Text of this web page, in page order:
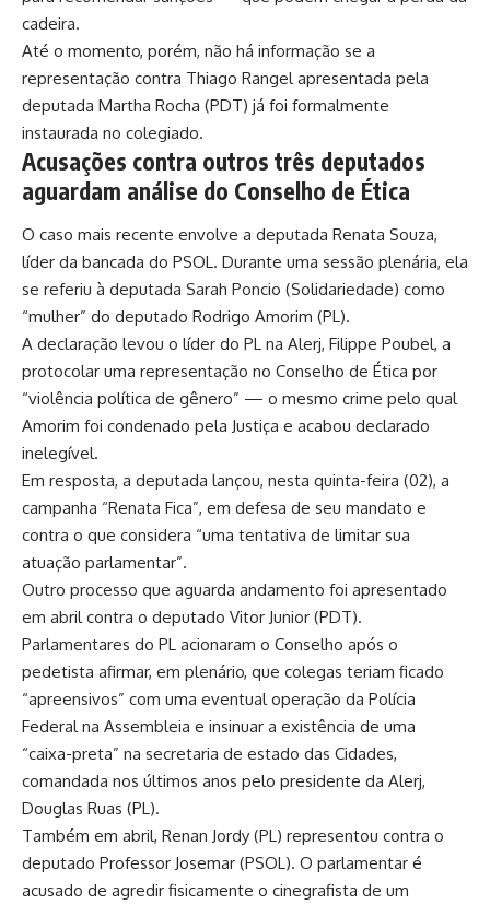
cadeira.
Até o momento, porém, não há informação se a
representação contra Thiago Rangel apresentada pela
deputada Martha Rocha (PDT) já foi formalmente
instaurada no colegiado.
Acusações contra outros três deputados
aguardam análise do Conselho de Ética
O caso mais recente envolve a deputada Renata Souza,
líder da bancada do PSOL. Durante uma sessão plenária, ela
se referiu à deputada Sarah Poncio (Solidariedade) como
“mulher” do deputado Rodrigo Amorim (PL).
A declaração levou o líder do PL na Alerj, Filippe Poubel, a
protocolar uma representação no Conselho de Ética por
“violência política de gênero” — o mesmo crime pelo qual
Amorim foi condenado pela Justiça e acabou declarado
inelegível.
Em resposta, a deputada lançou, nesta quinta-feira (02), a
campanha “Renata Fica”, em defesa de seu mandato e
contra o que considera “uma tentativa de limitar sua
atuação parlamentar”.
Outro processo que aguarda andamento foi apresentado
em abril contra o deputado Vitor Junior (PDT).
Parlamentares do PL acionaram o Conselho após o
pedetista afirmar, em plenário, que colegas teriam ficado
“apreensivos” com uma eventual operação da Polícia
Federal na Assembleia e insinuar a existência de uma
“caixa-preta” na secretaria de estado das Cidades,
comandada nos últimos anos pelo presidente da Alerj,
Douglas Ruas (PL).
Também em abril, Renan Jordy (PL) representou contra o
deputado Professor Josemar (PSOL). O parlamentar é
acusado de agredir fisicamente o cinegrafista de um